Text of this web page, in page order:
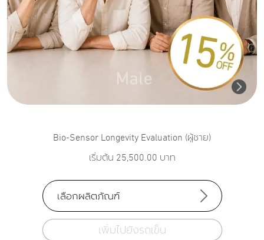
Bio-Sensor Longevity Evaluation (ผู้ชาย)
เริ่มต้น 25,500.00 บาท
เลือกผลิตภัณฑ์
เพิ่มไปยังรถเข็น